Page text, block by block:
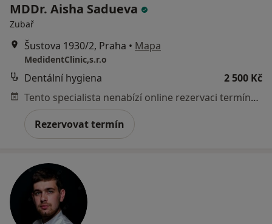
MDDr. Aisha Sadueva
Zubař
Šustova 1930/2, Praha • Mapa
MedidentClinic,s.r.o
Dentální hygiena
2 500 Kč
Tento specialista nenabízí online rezervaci termínu na této adrese.
Rezervovat termín